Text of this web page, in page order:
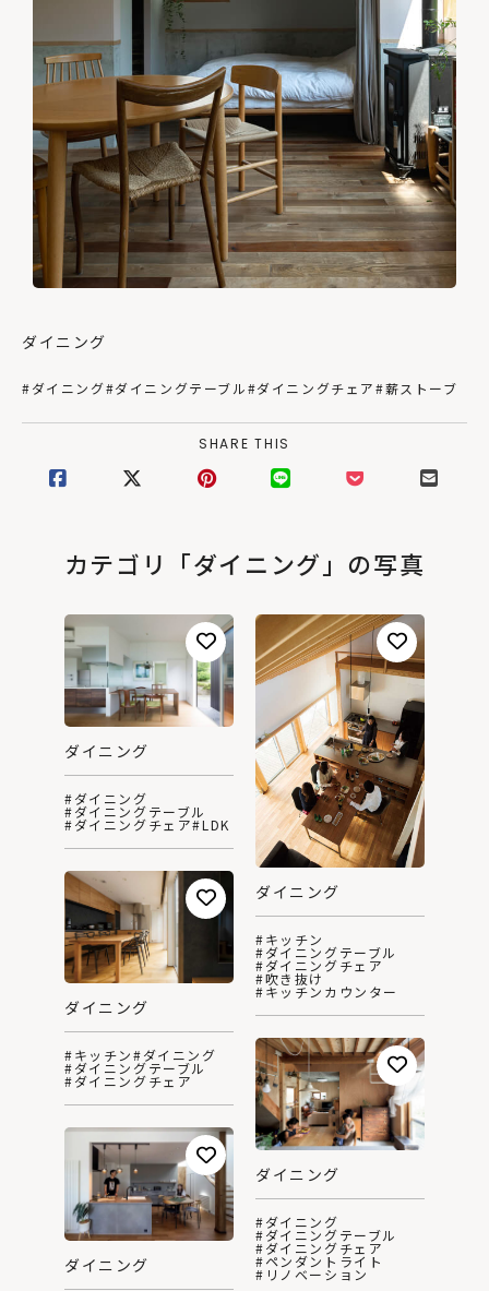
ダイニング
#ダイニング#ダイニングテーブル#ダイニングチェア#薪ストーブ
SHARE THIS
カテゴリ「ダイニング」の写真
ダイニング
#ダイニング
#ダイニングテーブル
#ダイニングチェア#LDK
ダイニング
#キッチン
#ダイニングテーブル
#ダイニングチェア
#吹き抜け
#キッチンカウンター
ダイニング
#キッチン#ダイニング
#ダイニングテーブル
#ダイニングチェア
ダイニング
#ダイニング
#ダイニングテーブル
#ダイニングチェア
#ペンダントライト
#リノベーション
ダイニング